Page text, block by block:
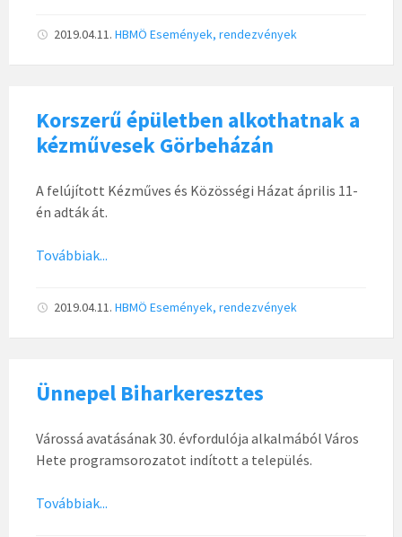
2019.04.11. HBMÖ Események, rendezvények
Korszerű épületben alkothatnak a
kézművesek Görbeházán
A felújított Kézműves és Közösségi Házat április 11-
én adták át.
Továbbiak...
2019.04.11. HBMÖ Események, rendezvények
Ünnepel Biharkeresztes
Várossá avatásának 30. évfordulója alkalmából Város
Hete programsorozatot indított a település.
Továbbiak...